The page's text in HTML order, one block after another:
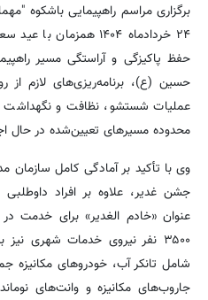
۲۴ خردادماه ۱۴۰۴
حفظ پاکیزگی و آراستگی مسیر
عملیات شستشو، نظافت و
محدوده مسیرهای تعیین‌شده در حال
وی با تأکید بر آمادگی کامل سازمان
جشن غدیر، علاوه بر افراد
عنوان «خادم الغدیر» برای خدمت
شامل تانکر آب، خودروهای مکانیزه
جاروب‌های مکانیزه و وانت‌های